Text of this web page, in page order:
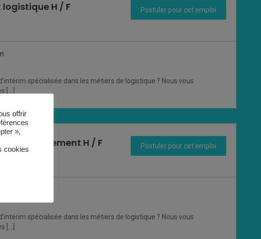
H / F Postuler pour cet emploi
spécialisée dans les métiers de logistique ? Nous vous
[…]
H / F Postuler pour cet emploi
spécialisée dans les métiers de logistique ? Nous vous
[…]
offrir
»,
cookies